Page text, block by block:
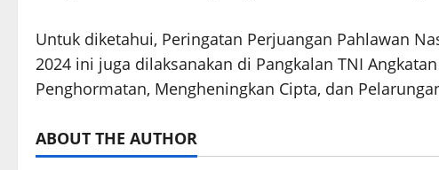
Untuk diketahui, Peringatan Perjuangan Pahlawan
2024 ini juga dilaksanakan di Pangkalan TNI
Penghormatan, Mengheningkan Cipta, dan
ABOUT THE AUTHOR